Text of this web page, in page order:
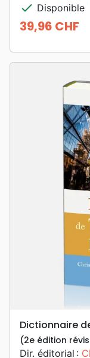
check Disponible
Prix
39,96 CHF
Dictionnaire
(2e édition
Dir. éditorial :